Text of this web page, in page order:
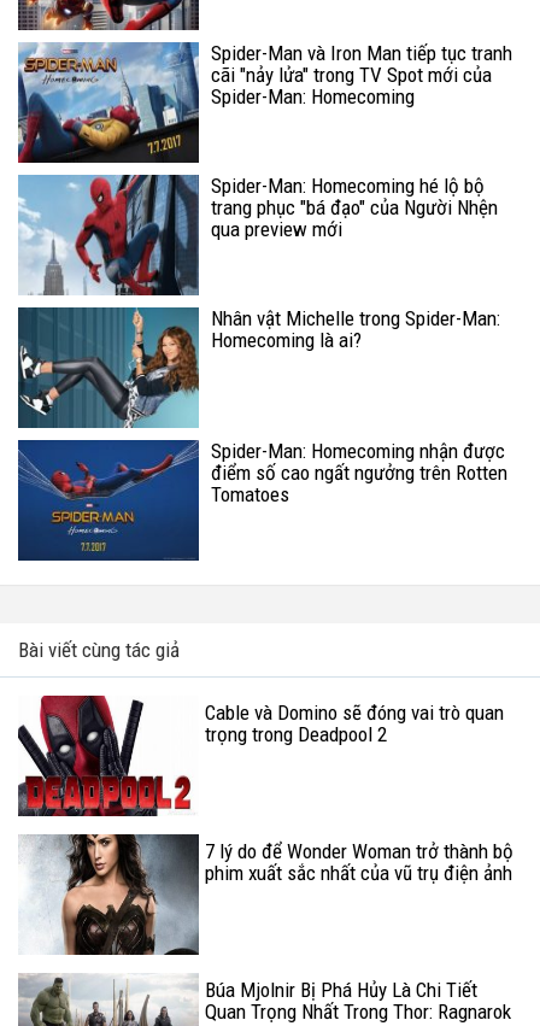
Spider-Man và Iron Man tiếp tục tranh
cãi "nảy lửa" trong TV Spot mới của
Spider-Man: Homecoming
Spider-Man: Homecoming hé lộ bộ
trang phục "bá đạo" của Người Nhện
qua preview mới
Nhân vật Michelle trong Spider-Man:
Homecoming là ai?
Spider-Man: Homecoming nhận được
điểm số cao ngất ngưởng trên Rotten
Tomatoes
Bài viết cùng tác giả
Cable và Domino sẽ đóng vai trò quan
trọng trong Deadpool 2
7 lý do để Wonder Woman trở thành bộ
phim xuất sắc nhất của vũ trụ điện ảnh
Búa Mjolnir Bị Phá Hủy Là Chi Tiết
Quan Trọng Nhất Trong Thor: Ragnarok